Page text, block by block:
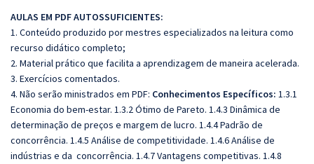
AULAS EM PDF AUTOSSUFICIENTES:
1. Conteúdo produzido por mestres especializados na leitura como
recurso didático completo;
2. Material prático que facilita a aprendizagem de maneira acelerada.
3. Exercícios comentados.
4. Não serão ministrados em PDF: Conhecimentos Específicos: 1.3.1
Economia do bem‐estar. 1.3.2 Ótimo de Pareto. 1.4.3 Dinâmica de
determinação de preços e margem de lucro. 1.4.4 Padrão de
concorrência. 1.4.5 Análise de competitividade. 1.4.6 Análise de
indústrias e da concorrência. 1.4.7 Vantagens competitivas. 1.4.8